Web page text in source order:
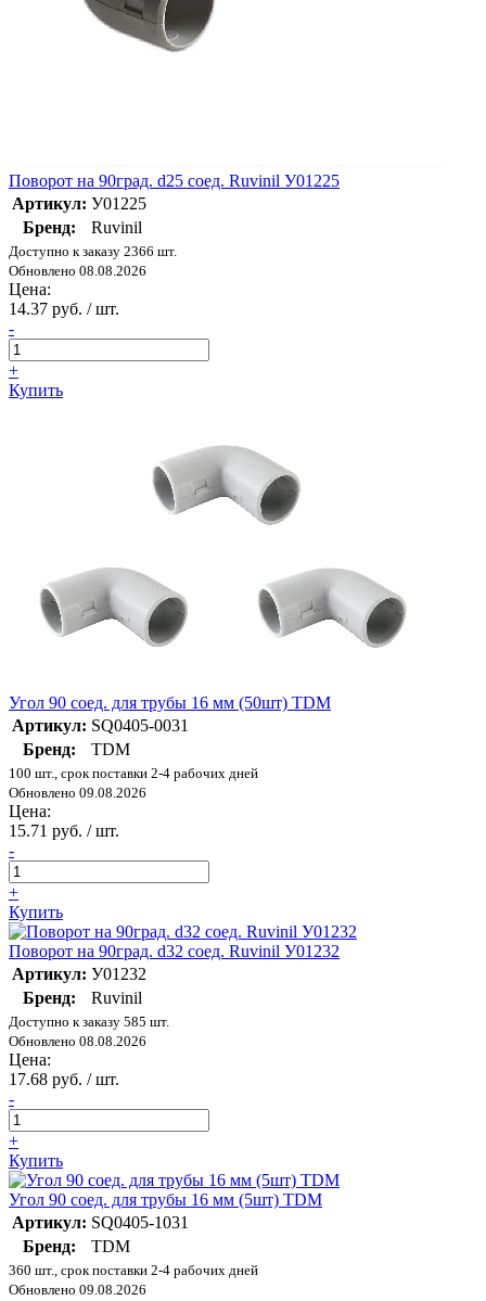
Поворот на 90град. d25 соед. Ruvinil У01225
Артикул: У01225
Бренд:
Ruvinil
Доступно к заказу 2366 шт.
Обновлено 08.08.2026
Цена:
14.37 руб. / шт.
-
+
Купить
Угол 90 соед. для трубы 16 мм (50шт) TDM
Артикул: SQ0405-0031
Бренд:
TDM
100 шт., срок поставки 2-4 рабочих дней
Обновлено 09.08.2026
Цена:
15.71 руб. / шт.
-
+
Купить
Поворот на 90град. d32 соед. Ruvinil У01232
Артикул: У01232
Бренд:
Ruvinil
Доступно к заказу 585 шт.
Обновлено 08.08.2026
Цена:
17.68 руб. / шт.
-
+
Купить
Угол 90 соед. для трубы 16 мм (5шт) TDM
Артикул: SQ0405-1031
Бренд:
TDM
360 шт., срок поставки 2-4 рабочих дней
Обновлено 09.08.2026